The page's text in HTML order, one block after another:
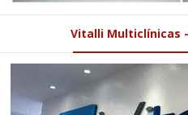
Vitalli Multiclínicas